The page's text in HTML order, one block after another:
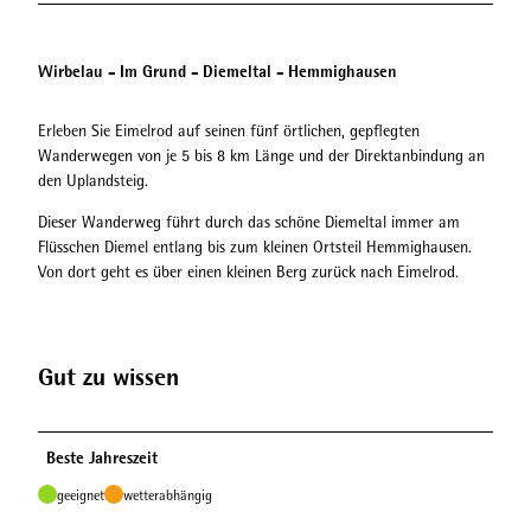
Wirbelau - Im Grund - Diemeltal - Hemmighausen
Erleben Sie Eimelrod auf seinen fünf örtlichen, gepflegten
Wanderwegen von je 5 bis 8 km Länge und der Direktanbindung an
den Uplandsteig.
Dieser Wanderweg führt durch das schöne Diemeltal immer am
Flüsschen Diemel entlang bis zum kleinen Ortsteil Hemmighausen.
Von dort geht es über einen kleinen Berg zurück nach Eimelrod.
Gut zu wissen
Beste Jahreszeit
geeignet wetterabhängig